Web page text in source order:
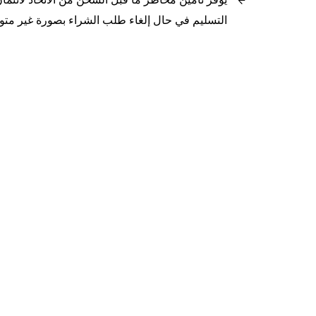
التسليم في حال إلغاء طلب الشراء بصورة غير